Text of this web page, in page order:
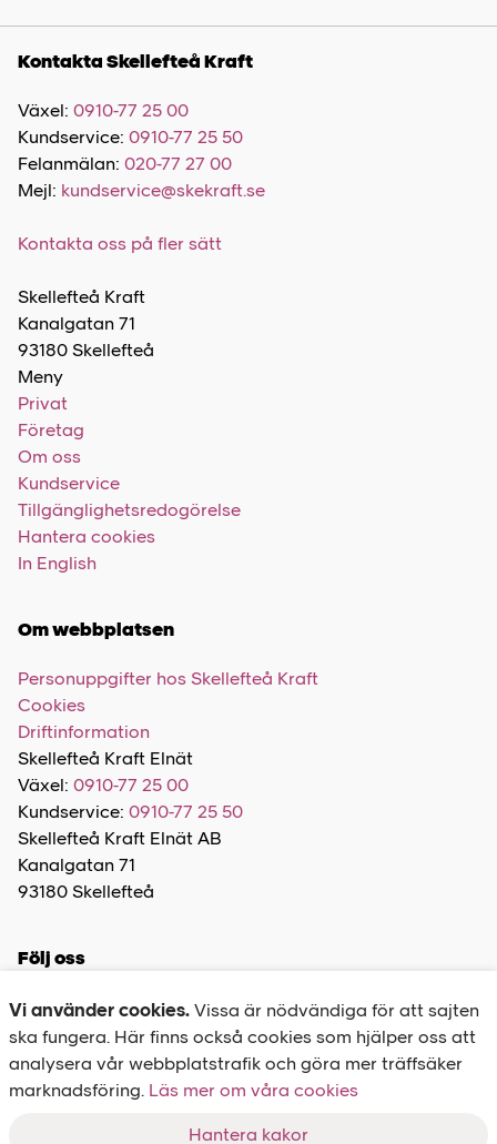
Vi använder cookies. Vissa är nödvändiga för att sajten
ska fungera. Här finns också cookies som hjälper oss att
analysera vår webbplatstrafik och göra mer träffsäker
marknadsföring. Läs mer om våra cookies
Hantera kakor
Kontakta Skellefteå Kraft
Växel: 0910-77 25 00
Kundservice: 0910-77 25 50
Felanmälan: 020-77 27 00
Mejl: kundservice@skekraft.se
Kontakta oss på fler sätt
Skellefteå Kraft
Kanalgatan 71
93180 Skellefteå
Meny
Privat
Företag
Om oss
Kundservice
Tillgänglighetsredogörelse
Hantera cookies
In English
Om webbplatsen
Personuppgifter hos Skellefteå Kraft
Cookies
Driftinformation
Skellefteå Kraft Elnät
Växel: 0910-77 25 00
Kundservice: 0910-77 25 50
Skellefteå Kraft Elnät AB
Kanalgatan 71
93180 Skellefteå
Följ oss
Felanmälan